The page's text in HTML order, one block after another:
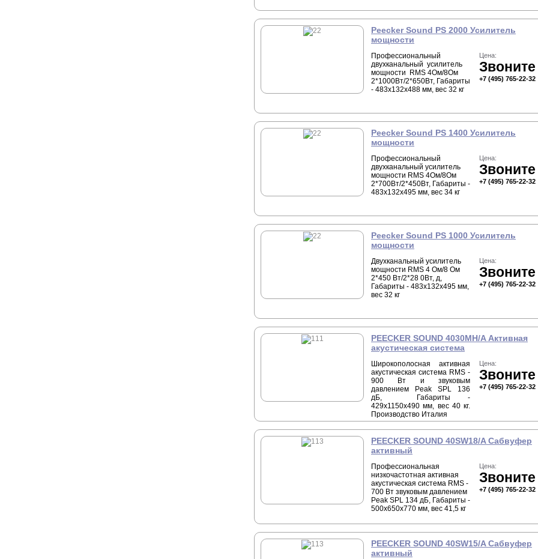
Peecker Sound PS 2000 Усилитель
мощности
Профессиональный
двухканальный усилитель
мощности RMS 4Ом/8Ом
2*1000Вт/2*650Вт, Габариты
- 483x132x488 мм, вес 32 кг
Цена:
Звоните
+7 (495) 765-22-32
Peecker Sound PS 1400 Усилитель
мощности
Профессиональный
двухканальный усилитель
мощности RMS 4Ом/8Ом
2*700Вт/2*450Вт, Габариты -
483x132x495 мм, вес 34 кг
Цена:
Звоните
+7 (495) 765-22-32
Peecker Sound PS 1000 Усилитель
мощности
Двухканальный усилитель
мощности RMS 4 Ом/8 Ом
2*450 Вт/2*28 0Вт, д,
Габариты - 483x132x495 мм,
вес 32 кг
Цена:
Звоните
+7 (495) 765-22-32
PEECKER SOUND 4030MH/A Активная
акустическая система
Широкополосная активная
акустическая система RMS -
900 Вт и звуковым
давлением Peak SPL 136
дБ, Габариты -
429х1150х490 мм, вес 40 кг.
Производство Италия
Цена:
Звоните
+7 (495) 765-22-32
PEECKER SOUND 40SW18/A Сабвуфер
активный
Профессиональная
низкочастотная активная
акустическая система RMS -
700 Вт звуковым давлением
Peak SPL 134 дБ, Габариты -
500х650х770 мм, вес 41,5 кг
Цена:
Звоните
+7 (495) 765-22-32
PEECKER SOUND 40SW15/A Сабвуфер
активный